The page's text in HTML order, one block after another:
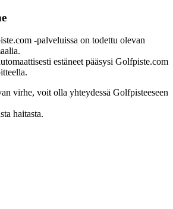
-palveluissa on todettu olevan
estäneet pääsysi Golfpiste.com
virhe, voit olla yhteydessä Golfpisteeseen
haitasta.